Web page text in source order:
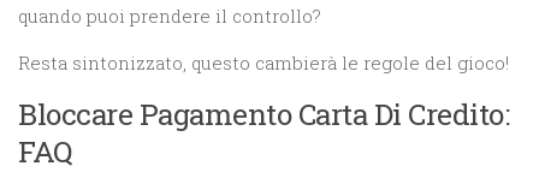
quando puoi prendere il controllo?
Resta sintonizzato, questo cambierà le regole del gioco!
Bloccare Pagamento Carta Di Credito:
FAQ